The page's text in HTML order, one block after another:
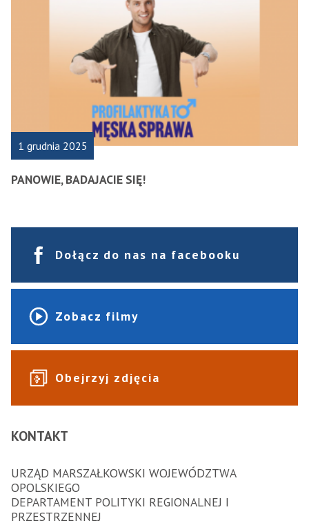
1 grudnia 2025
PANOWIE, BADAJACIE SIĘ!
Dołącz do nas na facebooku
Zobacz filmy
Obejrzyj zdjęcia
KONTAKT
URZĄD MARSZAŁKOWSKI WOJEWÓDZTWA
OPOLSKIEGO
DEPARTAMENT POLITYKI REGIONALNEJ I
PRZESTRZENNEJ